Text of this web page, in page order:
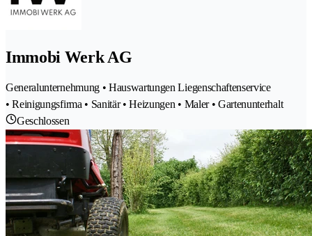
Immobi Werk AG
Generalunternehmung • Hauswartungen Liegenschaftenservice
• Reinigungsfirma • Sanitär • Heizungen • Maler • Gartenunterhalt
Geschlossen